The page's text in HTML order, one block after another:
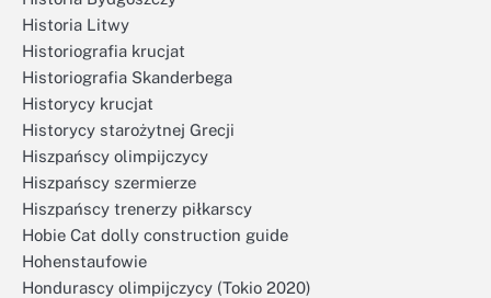
Historia Litwy
Historiografia krucjat
Historiografia Skanderbega
Historycy krucjat
Historycy starożytnej Grecji
Hiszpańscy olimpijczycy
Hiszpańscy szermierze
Hiszpańscy trenerzy piłkarscy
Hobie Cat dolly construction guide
Hohenstaufowie
Hondurascy olimpijczycy (Tokio 2020)